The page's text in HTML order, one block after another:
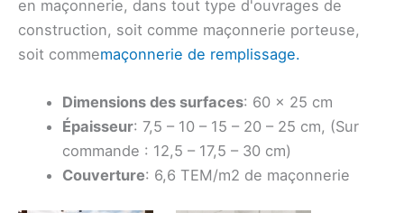
en maçonnerie, dans tout type d'ouvrages de
construction, soit comme maçonnerie porteuse,
soit commemaçonnerie de remplissage.
Dimensions des surfaces: 60 x 25 cm
Épaisseur: 7,5 – 10 – 15 – 20 – 25 cm, (Sur
commande : 12,5 – 17,5 – 30 cm)
Couverture: 6,6 TEM/m2 de maçonnerie